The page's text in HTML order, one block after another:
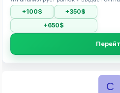
м
ы
а
а
+100$
+350$
+650$
C